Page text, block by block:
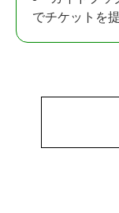
でチケットを